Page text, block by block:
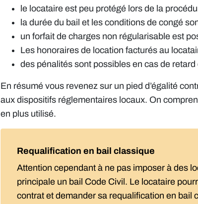
le locataire est peu protégé lors de la
la durée du bail et les conditions de congé
un forfait de charges non régularisable est
Les honoraires de location facturés au
des pénalités sont possibles en cas de
En résumé vous revenez sur un pied d’égalité
aux dispositifs réglementaires locaux. On
en plus utilisé.
Requalification en bail classique
Attention cependant à ne pas imposer à des
principale un bail Code Civil. Le locataire
contrat et demander sa requalification en bail